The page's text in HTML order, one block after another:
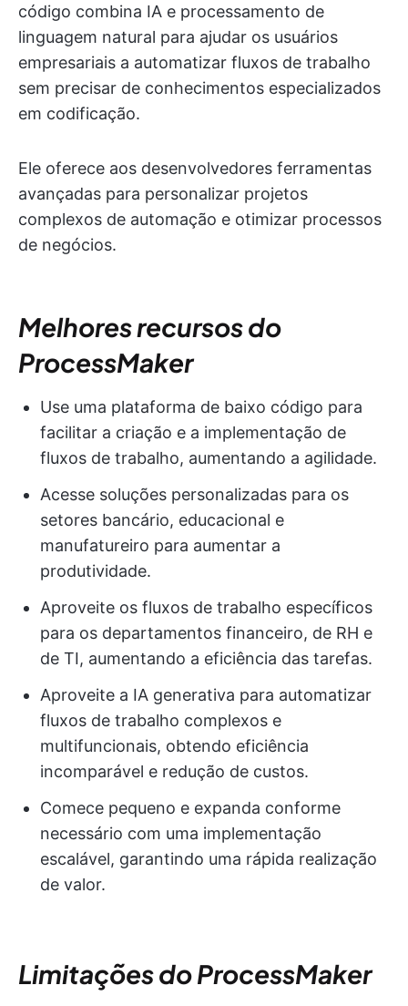
código combina IA e processamento de
linguagem natural para ajudar os usuários
empresariais a automatizar fluxos de trabalho
sem precisar de conhecimentos especializados
em codificação.
Ele oferece aos desenvolvedores ferramentas
avançadas para personalizar projetos
complexos de automação e otimizar processos
de negócios.
Melhores recursos do
ProcessMaker
Use uma plataforma de baixo código para
facilitar a criação e a implementação de
fluxos de trabalho, aumentando a agilidade.
Acesse soluções personalizadas para os
setores bancário, educacional e
manufatureiro para aumentar a
produtividade.
Aproveite os fluxos de trabalho específicos
para os departamentos financeiro, de RH e
de TI, aumentando a eficiência das tarefas.
Aproveite a IA generativa para automatizar
fluxos de trabalho complexos e
multifuncionais, obtendo eficiência
incomparável e redução de custos.
Comece pequeno e expanda conforme
necessário com uma implementação
escalável, garantindo uma rápida realização
de valor.
Limitações do ProcessMaker